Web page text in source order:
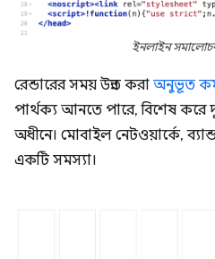
ইনলাইন
রেন্ডারের সময় উন্নত করা অনুভূত
পার্থক্য আনতে পারে, বিশেষ করে
অধীনে। মোবাইল নেটওয়ার্কে,
একটি সমস্যা।